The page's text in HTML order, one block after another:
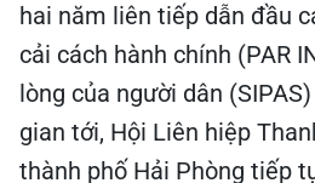
hai năm liên tiếp dẫn đầu
cải cách hành chính (PAR
lòng của người dân
gian tới, Hội Liên hiệp
thành phố Hải Phòng tiếp